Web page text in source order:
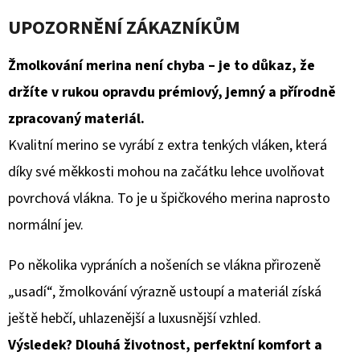
UPOZORNĚNÍ ZÁKAZNÍKŮM
Žmolkování merina není chyba – je to důkaz, že
držíte v rukou opravdu prémiový, jemný a přírodně
zpracovaný materiál.
Kvalitní merino se vyrábí z extra tenkých vláken, která
díky své měkkosti mohou na začátku lehce uvolňovat
povrchová vlákna. To je u špičkového merina naprosto
normální jev.
Po několika vypráních a nošeních se vlákna přirozeně
„usadí“, žmolkování výrazně ustoupí a materiál získá
ještě hebčí, uhlazenější a luxusnější vzhled.
Výsledek? Dlouhá životnost, perfektní komfort a